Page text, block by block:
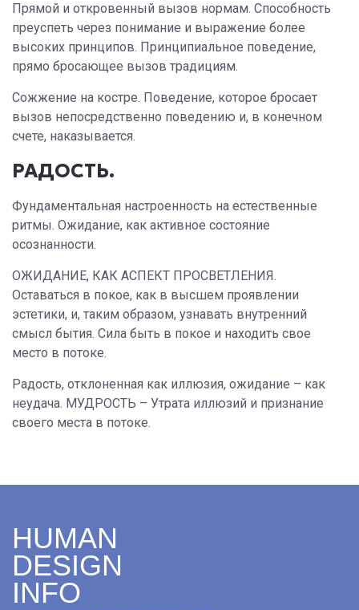
Прямой и откровенный вызов нормам. Способность
преуспеть через понимание и выражение более
высоких принципов. Принципиальное поведение,
прямо бросающее вызов традициям.
Сожжение на костре. Поведение, которое бросает
вызов непосредственно поведению и, в конечном
счете, наказывается.
РАДОСТЬ.
Фундаментальная настроенность на естественные
ритмы. Ожидание, как активное состояние
осознанности.
ОЖИДАНИЕ, КАК АСПЕКТ ПРОСВЕТЛЕНИЯ.
Оставаться в покое, как в высшем проявлении
эстетики, и, таким образом, узнавать внутренний
смысл бытия. Сила быть в покое и находить свое
место в потоке.
Радость, отклоненная как иллюзия, ожидание – как
неудача. МУДРОСТЬ – Утрата иллюзий и признание
своего места в потоке.
HUMAN
DESIGN
INFO